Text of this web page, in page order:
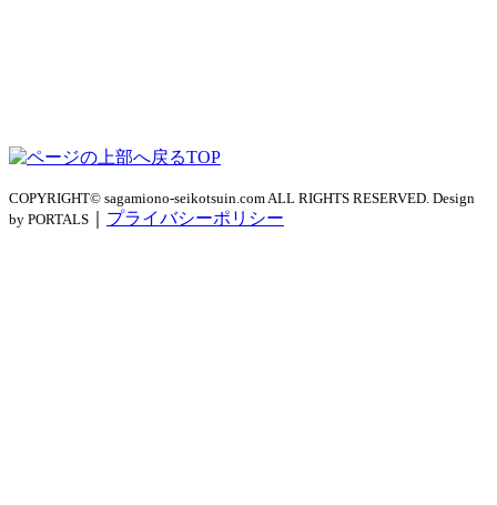
TOP
COPYRIGHT© sagamiono-seikotsuin.com ALL RIGHTS RESERVED. Design
by PORTALS
プライバシーポリシー